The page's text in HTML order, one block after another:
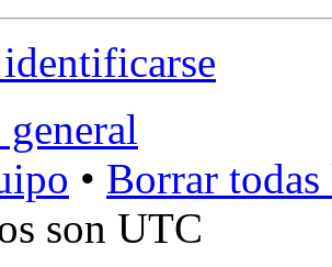
• Borrar
son UTC